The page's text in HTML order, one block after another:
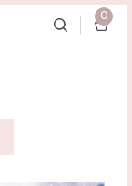
0